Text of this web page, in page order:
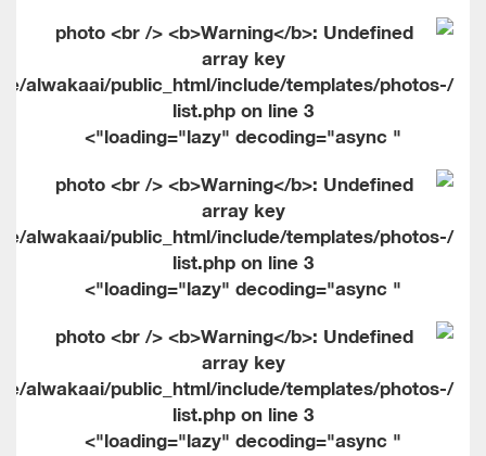
alwakaai/public_html/include/templates/photos-
list.php on line3
" loading="lazy" decoding="async">
alwakaai/public_html/include/templates/photos-
list.php on line3
" loading="lazy" decoding="async">
alwakaai/public_html/include/templates/photos-
list.php on line3
" loading="lazy" decoding="async">